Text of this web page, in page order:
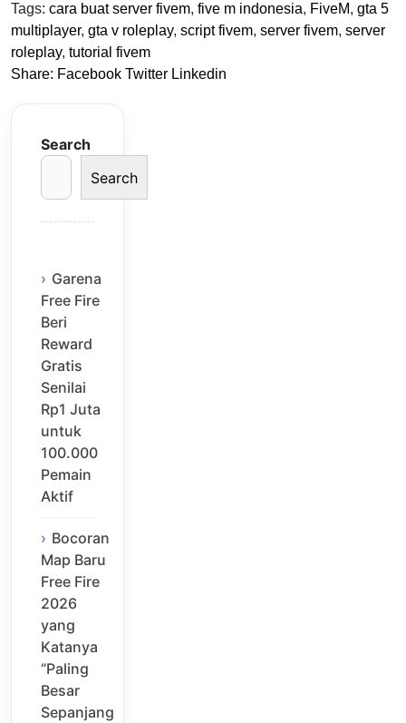
Tags: cara buat server fivem, five m indonesia, FiveM, gta 5
multiplayer, gta v roleplay, script fivem, server fivem, server
roleplay, tutorial fivem
Share: Facebook Twitter Linkedin
Search
Search
Garena
Free Fire
Beri
Reward
Gratis
Senilai
Rp1 Juta
untuk
100.000
Pemain
Aktif
Bocoran
Map Baru
Free Fire
2026
yang
Katanya
“Paling
Besar
Sepanjang